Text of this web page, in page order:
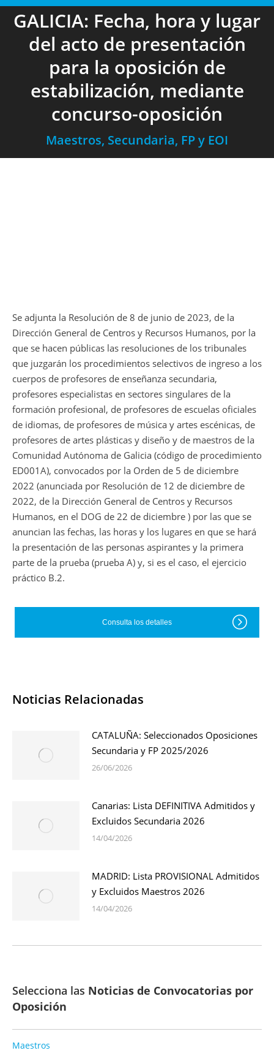
GALICIA: Fecha, hora y lugar
del acto de presentación
para la oposición de
estabilización, mediante
concurso-oposición
Maestros, Secundaria, FP y EOI
Se adjunta la Resolución de 8 de junio de 2023, de la
Dirección General de Centros y Recursos Humanos, por la
que se hacen públicas las resoluciones de los tribunales
que juzgarán los procedimientos selectivos de ingreso a los
cuerpos de profesores de enseñanza secundaria,
profesores especialistas en sectores singulares de la
formación profesional, de profesores de escuelas oficiales
de idiomas, de profesores de música y artes escénicas, de
profesores de artes plásticas y diseño y de maestros de la
Comunidad Autónoma de Galicia (código de procedimiento
ED001A), convocados por la Orden de 5 de diciembre
2022 (anunciada por Resolución de 12 de diciembre de
2022, de la Dirección General de Centros y Recursos
Humanos, en el DOG de 22 de diciembre ) por las que se
anuncian las fechas, las horas y los lugares en que se hará
la presentación de las personas aspirantes y la primera
parte de la prueba (prueba A) y, si es el caso, el ejercicio
práctico B.2.
Consulta los detalles
Noticias Relacionadas
CATALUÑA: Seleccionados Oposiciones
Secundaria y FP 2025/2026
26/06/2026
Canarias: Lista DEFINITIVA Admitidos y
Excluidos Secundaria 2026
14/04/2026
MADRID: Lista PROVISIONAL Admitidos
y Excluidos Maestros 2026
14/04/2026
Selecciona las Noticias de Convocatorias por
Oposición
Maestros